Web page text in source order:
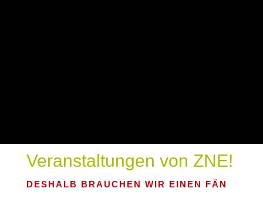
Veranstaltungen von ZNE!
DESHALB BRAUCHEN WIR EINEN FÄN